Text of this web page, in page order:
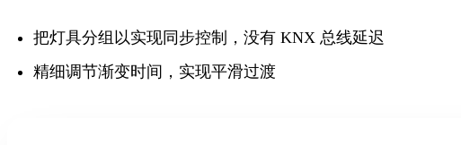
把灯具分组以实现同步控制，没有 KNX 总线延迟
精细调节渐变时间，实现平滑过渡